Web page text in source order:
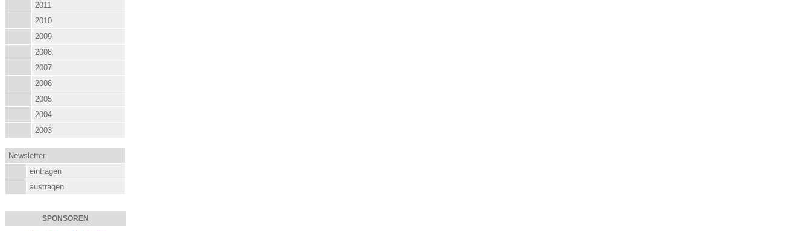
2011
2010
2009
2008
2007
2006
2005
2004
2003
Newsletter
eintragen
austragen
SPONSOREN